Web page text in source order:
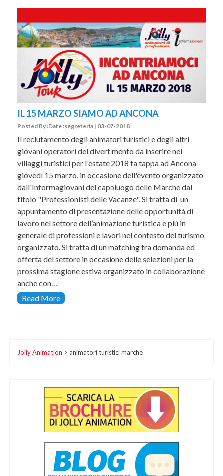
IL 15 MARZO SIAMO AD ANCONA
Posted By :Date :segreteria | 03-07-2018
Il reclutamento degli animatori turistici e degli altri
giovani operatori del divertimento da inserire nei
villaggi turistici per l'estate 2018 fa tappa ad Ancona
giovedì 15 marzo, in occasione dell'evento organizzato
dall'Informagiovani del capoluogo delle Marche dal
titolo "Professionisti delle Vacanze". Si tratta di un
appuntamento di presentazione delle opportunità di
lavoro nel settore dell’animazione turistica e più in
generale di professioni e lavori nel contesto del turismo
organizzato. Si tratta di un matching tra domanda ed
offerta del settore in occasione delle selezioni per la
prossima stagione estiva organizzato in collaborazione
anche con…
Read More
Jolly Animation > animatori turistici marche